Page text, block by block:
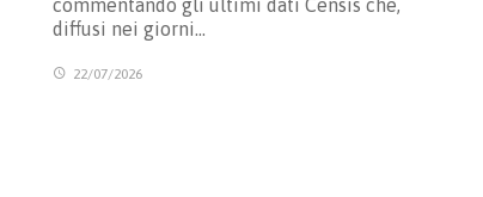
commentando gli ultimi dati Censis che,
diffusi nei giorni…
22/07/2026